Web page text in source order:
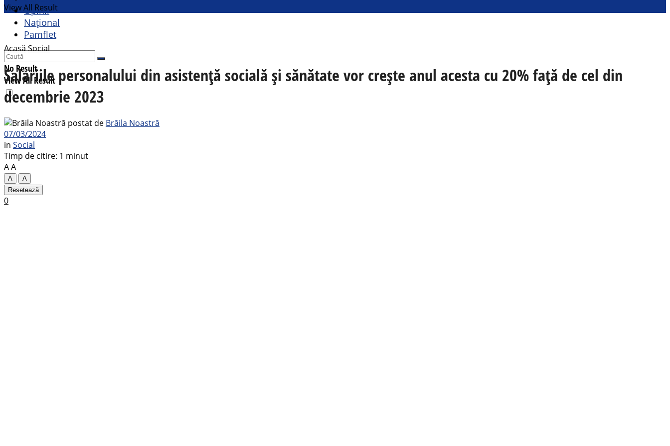
Opinii
Național
Pamflet
No Result
View All Result
View All Result
AcasăSocial
Salariile personalului din asistență socială și sănătate vor crește anul acesta cu 20% față de cel din
decembrie 2023
postat de Brăila Noastră
07/03/2024
in Social
Timp de citire: 1 minut
AA
A
A
Resetează
0